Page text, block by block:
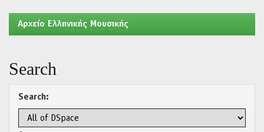
Aρχείο Ελληνικής Μουσικής
Search
Search: